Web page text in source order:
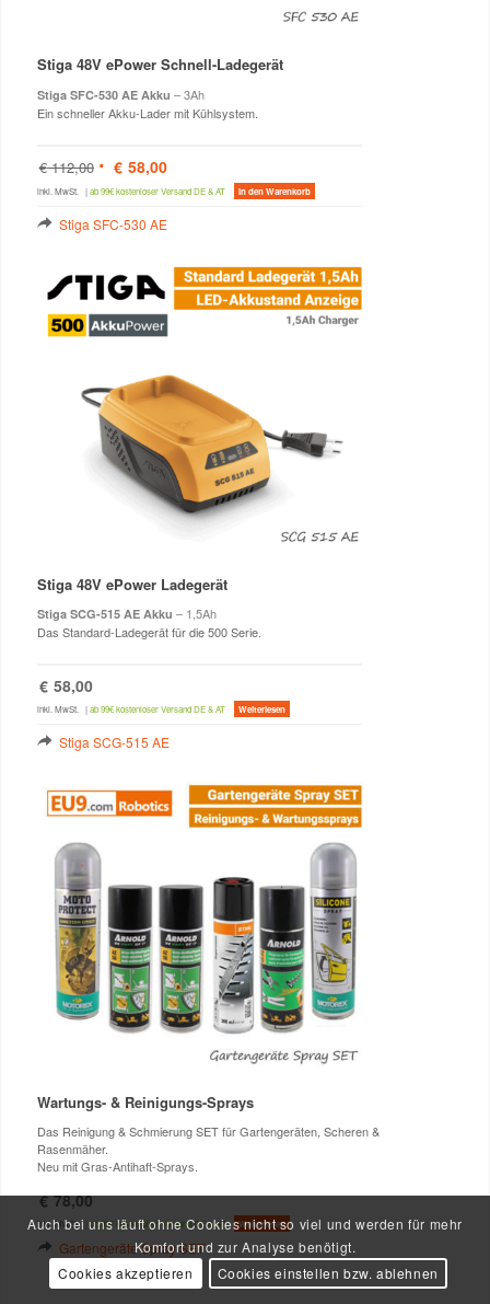
Stiga 48V ePower Schnell-Ladegerät
Stiga SFC-530 AE Akku – 3Ah
Ein schneller Akku-Lader mit Kühlsystem.
€112,00 Ursprünglicher
Preis
war:
€ 58,00
ist:
inkl. MwSt. |ab 99€ kostenloser Versand DE & AT In den Warenkorb
Stiga SFC-530 AE
Stiga 48V ePower Ladegerät
Stiga SCG-515 AE Akku – 1,5Ah
Das Standard-Ladegerät für die 500 Serie.
€ 58,00
inkl. MwSt. |ab 99€ kostenloser Versand DE & AT Weiterlesen
Stiga SCG-515 AE
Wartungs- & Reinigungs-Sprays
Das Reinigung & Schmierung SET für Gartengeräten, Scheren &
Rasenmäher.
Neu mit Gras-Antihaft-Sprays.
€78,00
inkl. MwSt. |ab 99€ kostenloser Versand DE & AT Weiterlesen
Gartengeräte Spray SET
Auch bei uns läuft ohne Cookies nicht so viel und werden für mehr
Komfort und zur Analyse benötigt.
Cookies akzeptieren
Cookies einstellen bzw. ablehnen